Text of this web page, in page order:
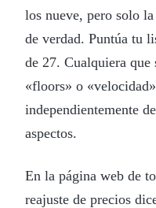
los nueve, pero solo
de verdad. Puntúa tu
de 27. Cualquiera que
«floors» o
independientemente
aspectos.
En la página web de
reajuste de precios